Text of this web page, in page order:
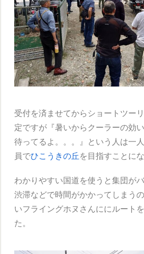
受付を済ませてからショートツー
定ですが『暑いからクーラーの効
待ってるよ。。。』という人は一
員でひこうきの丘 を目指すことに
わかりやすい国道を使うと集団が
渋滞などで時間がかかってしまう
いフライングホヌさんににルート
た。